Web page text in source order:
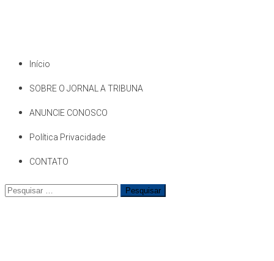
Início
SOBRE O JORNAL A TRIBUNA
ANUNCIE CONOSCO
Política Privacidade
CONTATO
Pesquisar